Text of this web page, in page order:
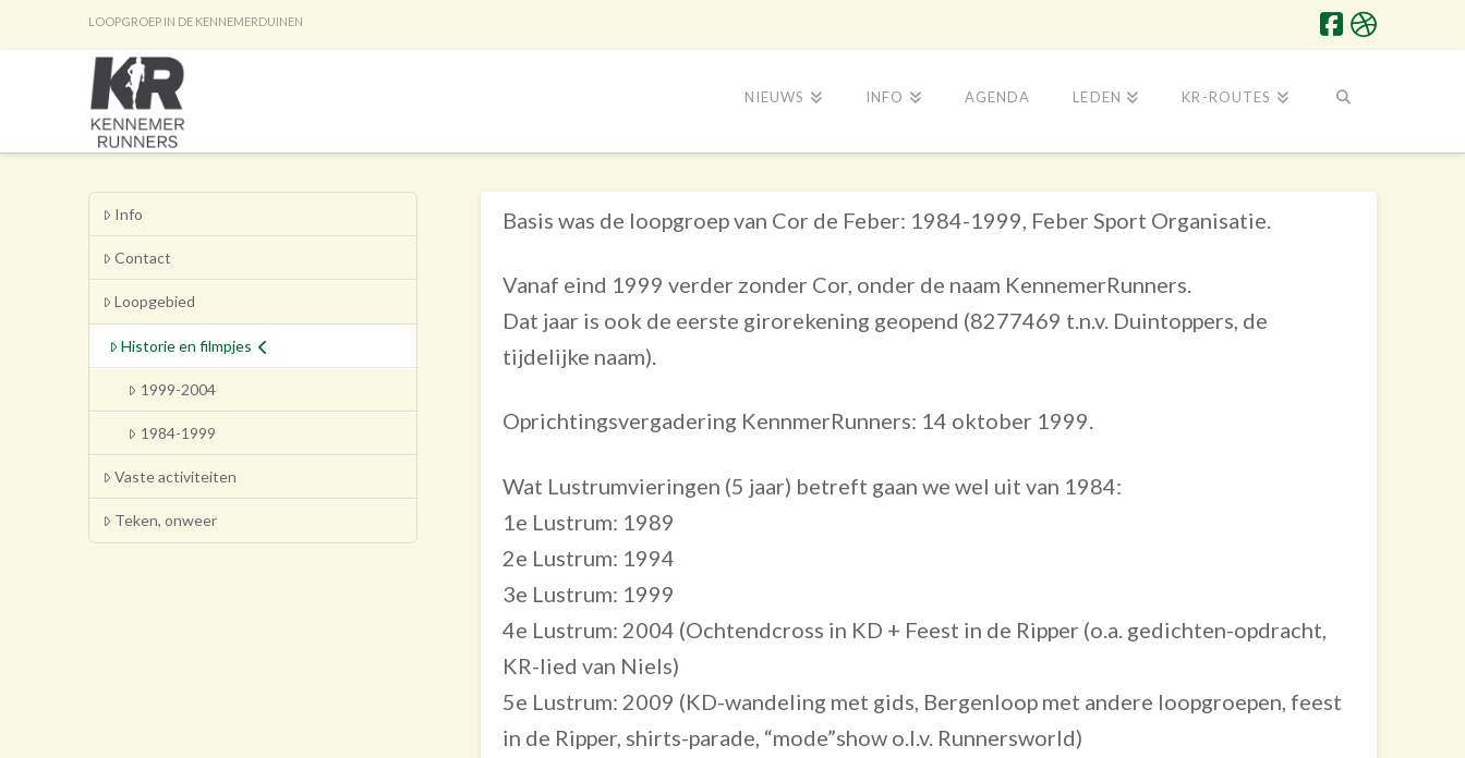
LOOPGROEP IN DE KENNEMERDUINEN
NIEUWS INFO AGENDA LEDEN KR-ROUTES
Basis was de loopgroep van Cor de Feber: 1984-1999, Feber Sport Organisatie.
Vanaf eind 1999 verder zonder Cor, onder de naam KennemerRunners.
Dat jaar is ook de eerste girorekening geopend (8277469 t.n.v. Duintoppers, de
tijdelijke naam).
Oprichtingsvergadering KennmerRunners: 14 oktober 1999.
Wat Lustrumvieringen (5 jaar) betreft gaan we wel uit van 1984:
1e Lustrum: 1989
2e Lustrum: 1994
3e Lustrum: 1999
4e Lustrum: 2004 (Ochtendcross in KD + Feest in de Ripper (o.a. gedichten-opdracht,
KR-lied van Niels)
5e Lustrum: 2009 (KD-wandeling met gids, Bergenloop met andere loopgroepen, feest
in de Ripper, shirts-parade, “mode”show o.l.v. Runnersworld)
Info
Contact
Loopgebied
Historie en filmpjes
1999-2004
1984-1999
Vaste activiteiten
Teken, onweer